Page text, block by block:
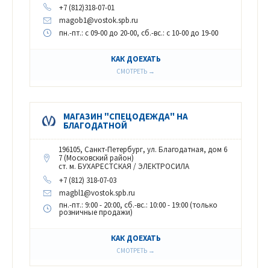
+7 (812)318-07-01
magob1@vostok.spb.ru
пн.-пт.: с 09-00 до 20-00, сб.-вс.: с 10-00 до 19-00
КАК ДОЕХАТЬ
СМОТРЕТЬ →
МАГАЗИН "СПЕЦОДЕЖДА" НА
БЛАГОДАТНОЙ
196105, Санкт-Петербург, ул. Благодатная, дом 6
7 (Московский район)
ст. м. БУХАРЕСТСКАЯ / ЭЛЕКТРОСИЛА
+7 (812) 318-07-03
magbl1@vostok.spb.ru
пн.-пт.: 9:00 - 20:00, сб.-вс.: 10:00 - 19:00 (только
розничные продажи)
КАК ДОЕХАТЬ
СМОТРЕТЬ →